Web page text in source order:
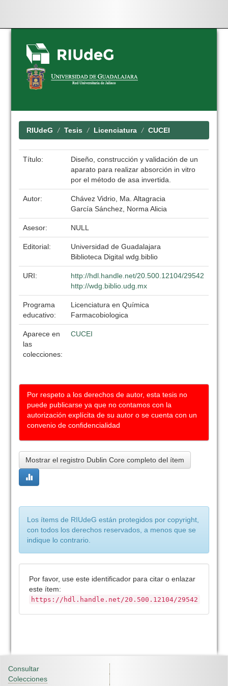
Skip
navigation
RIUdeG Tesis Licenciatura CUCEI
Título:
Diseño, construcción y validación de un
aparato para realizar absorción in vitro
por el método de asa invertida.
Autor:
Chávez Vidrio, Ma. Altagracia
García Sánchez, Norma Alicia
Asesor: NULL
Editorial:
Universidad de Guadalajara
Biblioteca Digital wdg.biblio
URI:
http://hdl.handle.net/20.500.12104/29542
http://wdg.biblio.udg.mx
Programa
educativo:
Licenciatura en Química
Farmacobiologica
Aparece en
las
colecciones:
CUCEI
Por respeto a los derechos de autor, esta tesis no
puede publicarse ya que no contamos con la
autorización explícita de su autor o se cuenta con un
convenio de confidencialidad
Mostrar el registro Dublin Core completo del ítem
Los ítems de RIUdeG están protegidos por copyright,
con todos los derechos reservados, a menos que se
indique lo contrario.
Por favor, use este identificador para citar o enlazar
este ítem:
https://hdl.handle.net/20.500.12104/29542
Consultar
Colecciones